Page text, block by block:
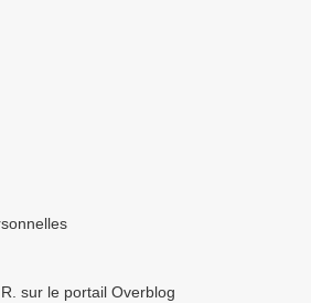
sur le portail Overblog